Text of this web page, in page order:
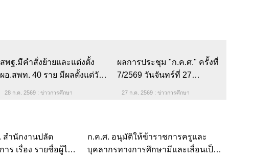
สพฐ.มีคำสั่งย้ายและแต่งตั้ง
ผอ.สพท. 40 ราย มีผลตั้งแต่วันที่
28 ก.ค. 2569 : ข่าวการศึกษา
ผลการประชุม "ก.ค.ศ." ครั้งที่
7/2569 วันจันทร์ที่ 27 กรกฎาคม
27 ก.ค. 2569 : ข่าวการศึกษา